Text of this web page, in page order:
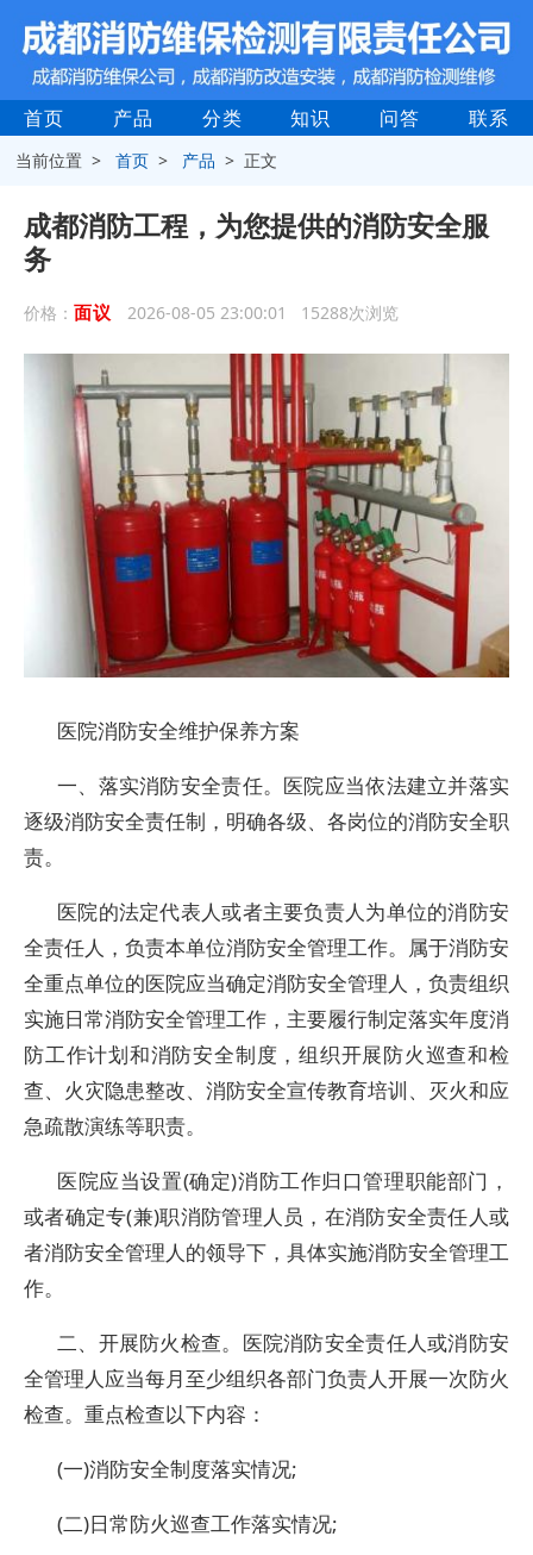
首页 产品 分类 知识 问答 联系
当前位置 >首页 > 产品 > 正文
成都消防工程，为您提供的消防安全服
务
价格： 面议 2026-08-05 23:00:01 15288次浏览
医院消防安全维护保养方案
一、落实消防安全责任。医院应当依法建立并落实
逐级消防安全责任制，明确各级、各岗位的消防安全职
责。
医院的法定代表人或者主要负责人为单位的消防安
全责任人，负责本单位消防安全管理工作。属于消防安
全重点单位的医院应当确定消防安全管理人，负责组织
实施日常消防安全管理工作，主要履行制定落实年度消
防工作计划和消防安全制度，组织开展防火巡查和检
查、火灾隐患整改、消防安全宣传教育培训、灭火和应
急疏散演练等职责。
医院应当设置(确定)消防工作归口管理职能部门，
或者确定专(兼)职消防管理人员，在消防安全责任人或
者消防安全管理人的领导下，具体实施消防安全管理工
作。
二、开展防火检查。医院消防安全责任人或消防安
全管理人应当每月至少组织各部门负责人开展一次防火
检查。重点检查以下内容：
(一)消防安全制度落实情况;
(二)日常防火巡查工作落实情况;